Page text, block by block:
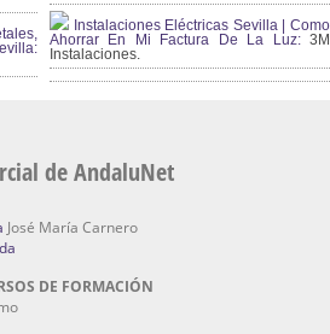
Instalaciones Eléctricas Sevilla | Como
Ahorrar En Mi Factura De La Luz:3M
Instalaciones.
de AndaluNet
José María Carnero
DE FORMACIÓN